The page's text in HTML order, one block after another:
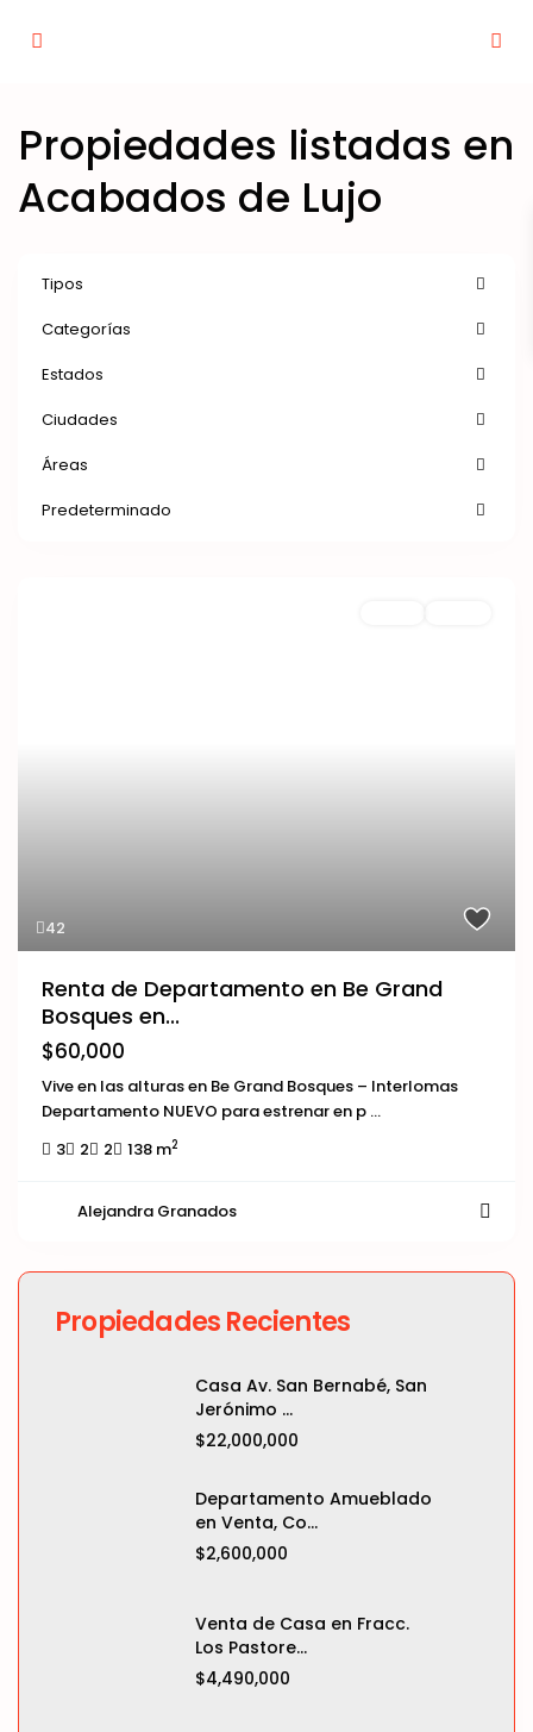
Propiedades listadas en
Acabados de Lujo
Tipos
Categorías
Estados
Ciudades
Áreas
Predeterminado
42
Renta de Departamento en Be Grand
Bosques en...
$60,000
Vive en las alturas en Be Grand Bosques – Interlomas
Departamento NUEVO para estrenar en p ...
3
2 2 138 m2
Alejandra Granados
Propiedades Recientes
Casa Av. San Bernabé, San
Jerónimo ...
$22,000,000
Departamento Amueblado
en Venta, Co...
$2,600,000
Venta de Casa en Fracc.
Los Pastore...
$4,490,000